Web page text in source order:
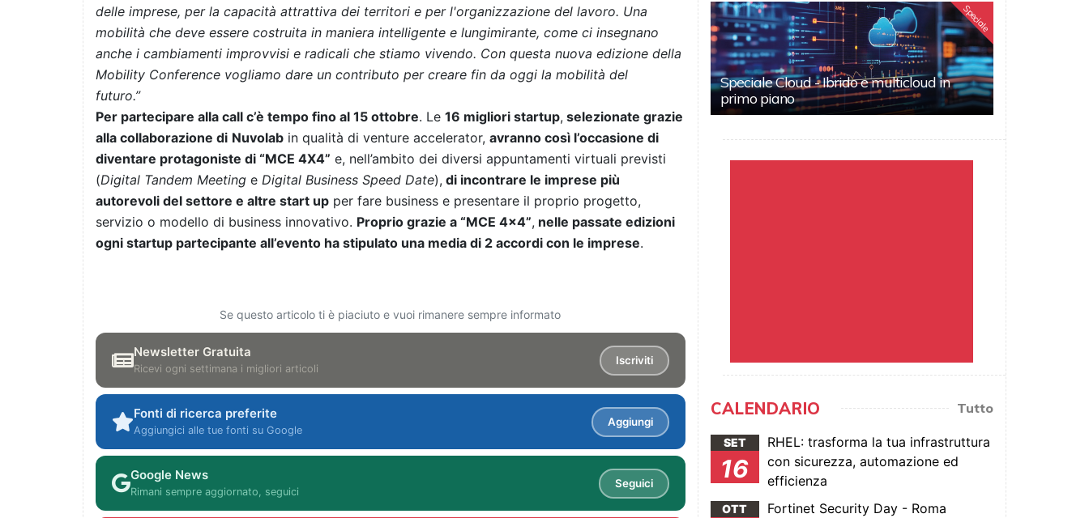
delle imprese, per la capacità attrattiva dei territori e per l'organizzazione del lavoro. Una
mobilità che deve essere costruita in maniera intelligente e lungimirante, come ci insegnano
anche i cambiamenti improvvisi e radicali che stiamo vivendo. Con questa nuova edizione della
Mobility Conference vogliamo dare un contributo per creare fin da oggi la mobilità del
futuro.”
Per partecipare alla call c’è tempo fino al 15 ottobre. Le 16 migliori startup, selezionate grazie
alla collaborazione di Nuvolab in qualità di venture accelerator, avranno così l’occasione di
diventare protagoniste di “MCE 4X4” e, nell’ambito dei diversi appuntamenti virtuali previsti
(Digital Tandem Meeting e Digital Business Speed Date), di incontrare le imprese più
autorevoli del settore e altre start up per fare business e presentare il proprio progetto,
servizio o modello di business innovativo. Proprio grazie a “MCE 4x4”, nelle passate edizioni
ogni startup partecipante all’evento ha stipulato una media di 2 accordi con le imprese.
Se questo articolo ti è piaciuto e vuoi rimanere sempre informato
Newsletter Gratuita
Ricevi ogni settimana i migliori articoli
Iscriviti
Fonti di ricerca preferite
Aggiungici alle tue fonti su Google
Aggiungi
Google News
Rimani sempre aggiornato, seguici
Seguici
Speciale
Speciale Cloud - Ibrido e multicloud in
primo piano
CALENDARIO Tutto
SET
16
RHEL: trasforma la tua infrastruttura
con sicurezza, automazione ed
efficienza
OTT Fortinet Security Day - Roma